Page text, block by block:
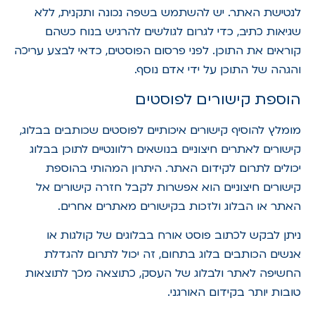
לנטישת האתר. יש להשתמש בשפה נכונה ותקנית, ללא
שגיאות כתיב, כדי לגרום לגולשים להרגיש בנוח כשהם
קוראים את התוכן. לפני פרסום הפוסטים, כדאי לבצע עריכה
והגהה של התוכן על ידי אדם נוסף.
הוספת קישורים לפוסטים
מומלץ להוסיף קישורים איכותיים לפוסטים שכותבים בבלוג,
קישורים לאתרים חיצוניים בנושאים רלוונטיים לתוכן בבלוג
יכולים לתרום לקידום האתר. היתרון המהותי בהוספת
קישורים חיצוניים הוא אפשרות לקבל חזרה קישורים אל
האתר או הבלוג ולזכות בקישורים מאתרים אחרים.
ניתן לבקש לכתוב פוסט אורח בבלוגים של קולגות או
אנשים הכותבים בלוג בתחום, זה יכול לתרום להגדלת
החשיפה לאתר ולבלוג של העסק, כתוצאה מכך לתוצאות
טובות יותר בקידום האורגני.